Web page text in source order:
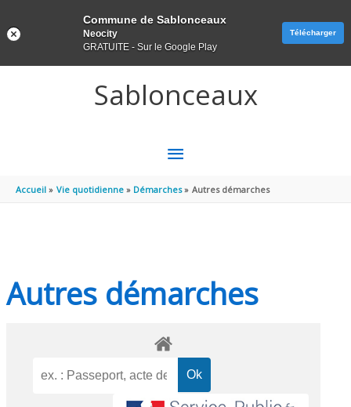
Sablonceaux
MENU
PRINCIPAL
Accueil Vie quotidienne Démarches Autres démarches
Autres démarches
Commune de Sablonceaux
Neocity
GRATUITE - Sur le Google Play
Télécharger